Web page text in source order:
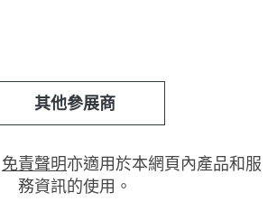
其他參展商
免責聲明亦適用於本網頁內產品和服
務資訊的使用。